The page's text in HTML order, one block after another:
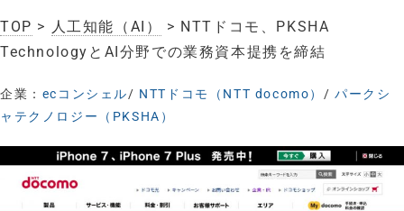
TOP > 人工知能（AI）
> NTTドコモ、PKSHA
TechnologyとAI分野での業務資本提携を締結
企業： ecコンシェル/ NTTドコモ（NTT docomo）/パークシ
ャテクノロジー（PKSHA）